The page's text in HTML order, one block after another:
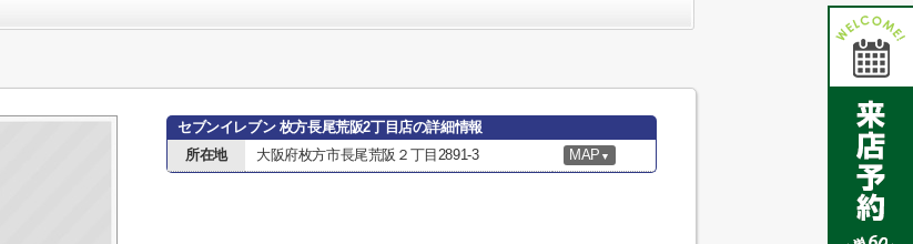
セブンイレブン 枚方長尾荒阪2丁目店の詳細情報
所在地
大阪府枚方市長尾荒阪２丁目2891-3 MAP ▼